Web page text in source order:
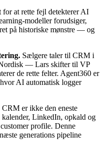
for at rette fejl detekterer AI
modeller forudsiger,
på historiske mønstre — og
Sælgere taler til CRM i
— Lars skifter til VP
de rette felter. Agent360 er
AI automatisk logger
CRM er ikke den eneste
LinkedIn, opkald og
profile. Denne
generations pipeline